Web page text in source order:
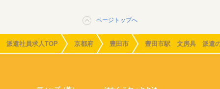
ページトップへ
派遣社員求人TOP 京都府 豊田市 豊田市駅 文房具 派遣